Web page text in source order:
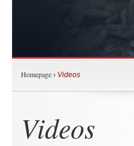
Homepage › Videos
Videos